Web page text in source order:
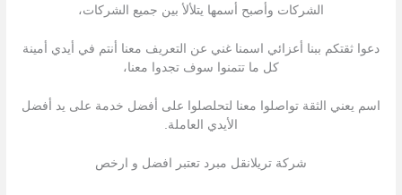
الشركات وأصبح أسمها يتلألأ بين جميع الشركات،
دعوا ثقتكم ببنا أعزائي اسمنا غني عن التعريف معنا أنتم في أيدي أمينة
كل ما تتمنوا سوف تجدوا معنا،
اسم يعني الثقة تواصلوا معنا لتحلصلوا على أفضل خدمة على يد أفضل
الأيدي العاملة.
شركة تريلانقل مبرد تعتبر افضل و ارخص